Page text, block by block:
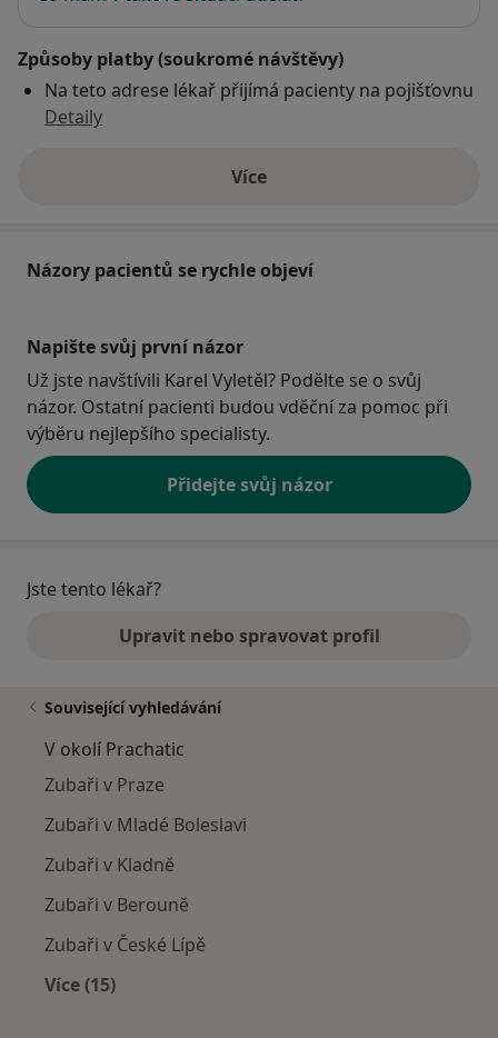
Způsoby platby (soukromé návštěvy)
Na teto adrese lékař přijímá pacienty na pojišťovnu
Detaily
Víceo adrese
Názory pacientů se rychle objeví
Napište svůj první názor
Už jste navštívili Karel Vyletěl? Podělte se o svůj
názor. Ostatní pacienti budou vděční za pomoc při
výběru nejlepšího specialisty.
Přidejte svůj názor
Jste tento lékař?
Upravit nebo spravovat profil
Související vyhledávání
V okolí Prachatic
Zubaři v Praze
Zubaři v Mladé Boleslavi
Zubaři v Kladně
Zubaři v Berouně
Zubaři v České Lípě
Více (15)